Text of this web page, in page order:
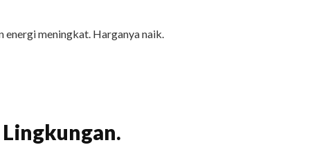
meningkat. Harganya naik.